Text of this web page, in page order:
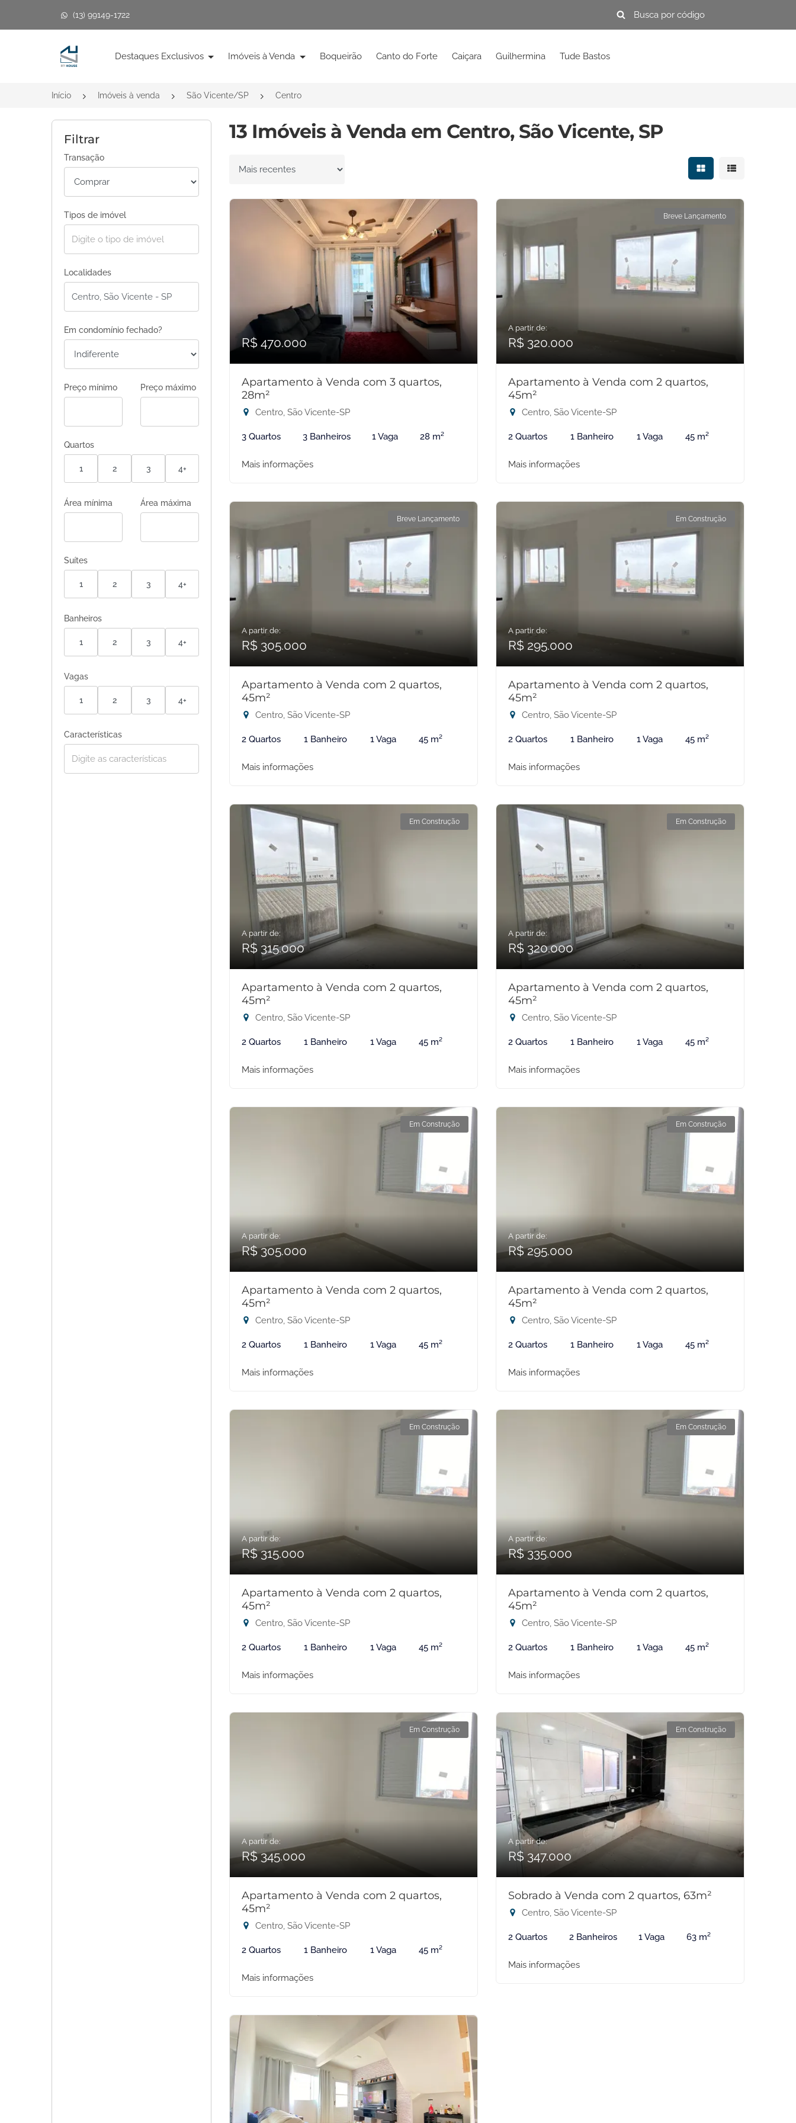
(13) 99149-1722
Página inicial
Destaques Exclusivos Imóveis à Venda Boqueirão Canto do Forte Caiçara Guilhermina Tude Bastos
Início Imóveis à venda São Vicente/SP Centro
Filtrar
Transação
Tipos de imóvel
Localidades
Em condomínio fechado?
Preço mínimo Preço máximo
Quartos
1 2 3 4+
Área mínima Área máxima
Suítes
1 2 3 4+
Banheiros
1 2 3 4+
Vagas
1 2 3 4+
Características
13 Imóveis à Venda em Centro, São Vicente, SP
Ordenar por Mostrar resultados
Mostrar
R$ 470.000
Apartamento à Venda com 3 quartos,
28m²
Centro, São Vicente-SP
3 Quartos 3 Banheiros 1 Vaga 28 m²
Mais informações
Breve Lançamento
A partir de:
R$ 320.000
Apartamento à Venda com 2 quartos,
45m²
Centro, São Vicente-SP
2 Quartos 1 Banheiro 1 Vaga 45 m²
Mais informações
Breve Lançamento
A partir de:
R$ 305.000
Apartamento à Venda com 2 quartos,
45m²
Centro, São Vicente-SP
2 Quartos 1 Banheiro 1 Vaga 45 m²
Mais informações
Em Construção
A partir de:
R$ 295.000
Apartamento à Venda com 2 quartos,
45m²
Centro, São Vicente-SP
2 Quartos 1 Banheiro 1 Vaga 45 m²
Mais informações
Em Construção
A partir de:
R$ 315.000
Apartamento à Venda com 2 quartos,
45m²
Centro, São Vicente-SP
2 Quartos 1 Banheiro 1 Vaga 45 m²
Mais informações
Em Construção
A partir de:
R$ 320.000
Apartamento à Venda com 2 quartos,
45m²
Centro, São Vicente-SP
2 Quartos 1 Banheiro 1 Vaga 45 m²
Mais informações
Em Construção
A partir de:
R$ 305.000
Apartamento à Venda com 2 quartos,
45m²
Centro, São Vicente-SP
2 Quartos 1 Banheiro 1 Vaga 45 m²
Mais informações
Em Construção
A partir de:
R$ 295.000
Apartamento à Venda com 2 quartos,
45m²
Centro, São Vicente-SP
2 Quartos 1 Banheiro 1 Vaga 45 m²
Mais informações
Em Construção
A partir de:
R$ 315.000
Apartamento à Venda com 2 quartos,
45m²
Centro, São Vicente-SP
2 Quartos 1 Banheiro 1 Vaga 45 m²
Mais informações
Em Construção
A partir de:
R$ 335.000
Apartamento à Venda com 2 quartos,
45m²
Centro, São Vicente-SP
2 Quartos 1 Banheiro 1 Vaga 45 m²
Mais informações
Em Construção
A partir de:
R$ 345.000
Apartamento à Venda com 2 quartos,
45m²
Centro, São Vicente-SP
2 Quartos 1 Banheiro 1 Vaga 45 m²
Mais informações
Em Construção
A partir de:
R$ 347.000
Sobrado à Venda com 2 quartos, 63m²
Centro, São Vicente-SP
2 Quartos 2 Banheiros 1 Vaga 63 m²
Mais informações